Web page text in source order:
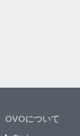
OVOについて